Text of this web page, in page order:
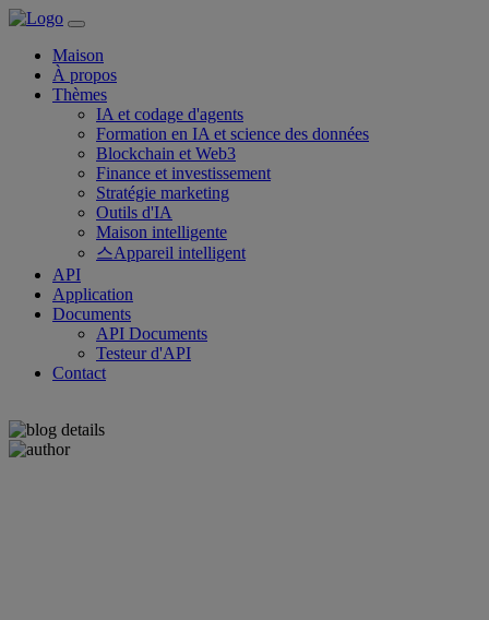
Maison
À propos
Thèmes
IA et codage d'agents
Formation en IA et science des données
Blockchain et Web3
Finance et investissement
Stratégie marketing
Outils d'IA
Maison intelligente
스Appareil intelligent
API
Application
Documents
API Documents
Testeur d'API
Contact